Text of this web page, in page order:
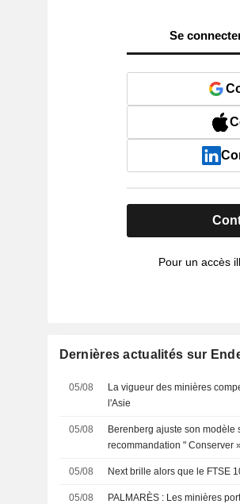
Se
Pour un accès
Dernières actualités sur
05/08
La vigueur des minières
l'Asie
05/08
Berenberg ajuste son modèle
recommandation " Conserver
05/08 Next brille alors que le FTSE
05/08
PALMARÈS : Les minières